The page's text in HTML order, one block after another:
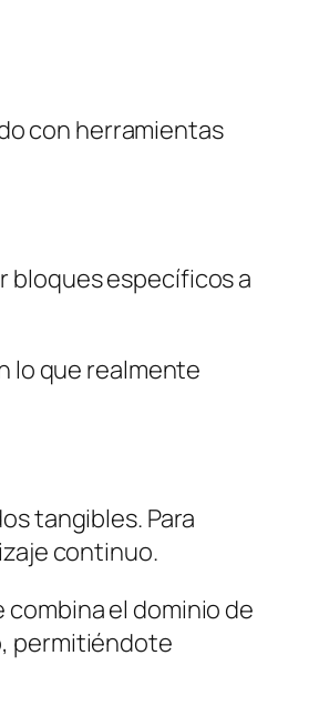
con herramientas
bloques específicos a
lo que realmente
tangibles. Para
continuo.
combina el dominio de
permitiéndote